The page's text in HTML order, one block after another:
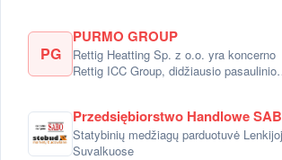
PG
PURMO GROUP
Rettig Heatting Sp. z o.o. yra koncerno
Rettig ICC Group, didžiausio pasaulinio
Przedsiębiorstwo Handlowe
Statybinių medžiagų parduotuvė
Suvalkuose